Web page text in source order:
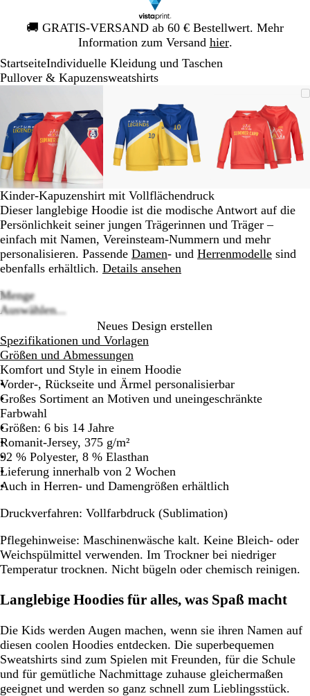
🚚 GRATIS-VERSAND ab 60 € Bestellwert. Mehr
Information zum Versand hier.
Galeriebild
1
StartseiteIndividuelle Kleidung und Taschen
Pullover & Kapuzensweatshirts
Minimum
Vergrößern
die
Tasten
+
und
-
zum
Zoomen
und
die
Pfeiltasten
zum
Bild
auf
Minimum
zum
Vergrößern
Sie
die
Tasten
+
und
zum
Zoomen
und
die
Pfeiltasten
zum
Bild
auf
Minimum
zum
Sie
die
Tasten
+
und
Zoomen
und
die
Pfeiltasten
von
3
Kinder-Kapuzenshirt mit Vollflächendruck
Dieser langlebige Hoodie ist die modische Antwort auf die
Persönlichkeit seiner jungen Trägerinnen und Träger –
einfach mit Namen, Vereinsteam-Nummern und mehr
personalisieren. Passende Damen- und Herrenmodelle sind
ebenfalls erhältlich. Details ansehen
options
Menge
Auswählen...
Neues Design erstellen
Spezifikationen und Vorlagen
Größen und Abmessungen
Komfort und Style in einem Hoodie
Vorder-, Rückseite und Ärmel personalisierbar
Großes Sortiment an Motiven und uneingeschränkte
Farbwahl
Größen: 6 bis 14 Jahre
Romanit-Jersey, 375 g/m²
92 % Polyester, 8 % Elasthan
Lieferung innerhalb von 2 Wochen
Auch in Herren- und Damengrößen erhältlich
Druckverfahren: Vollfarbdruck (Sublimation)
Pflegehinweise: Maschinenwäsche kalt. Keine Bleich- oder
Weichspülmittel verwenden. Im Trockner bei niedriger
Temperatur trocknen. Nicht bügeln oder chemisch reinigen.
Langlebige Hoodies für alles, was Spaß macht
Die Kids werden Augen machen, wenn sie ihren Namen auf
diesen coolen Hoodies entdecken. Die superbequemen
Sweatshirts sind zum Spielen mit Freunden, für die Schule
und für gemütliche Nachmittage zuhause gleichermaßen
geeignet und werden so ganz schnell zum Lieblingsstück.